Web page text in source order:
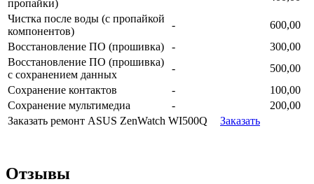
пропайки)
Чистка после воды (с пропайкой
компонентов)
-
600,00
Восстановление ПО (прошивка)
-
300,00
Восстановление ПО (прошивка)
с сохранением данных
-
500,00
Сохранение контактов
-
100,00
Сохранение мультимедиа
-
200,00
Заказать ремонт ASUS ZenWatch WI500Q
Заказать
Отзывы